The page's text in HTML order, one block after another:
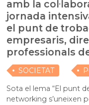
amb la
jornada
el punt de
empresaris,
professionals
SOCIETAT
Sota el lema “El punt
networking s’uneixen